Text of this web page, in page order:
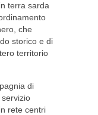
terra sarda
che
storico e di
territorio
di
rete centri